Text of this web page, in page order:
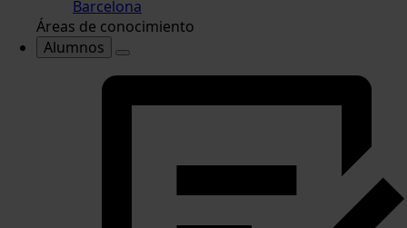
Barcelona
Áreas de conocimiento
Alumnos